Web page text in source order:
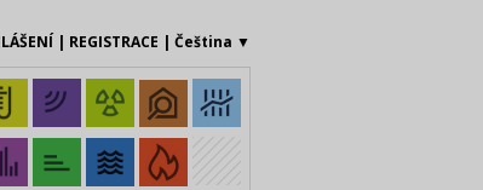
| REGISTRACE | Čeština ▼